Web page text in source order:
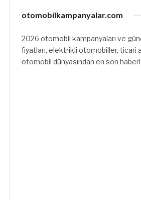
otomobilkampanyalar.com
2026 otomobil kampanyaları ve
fiyatları, elektrikli otomobiller, ticari
otomobil dünyasından en son